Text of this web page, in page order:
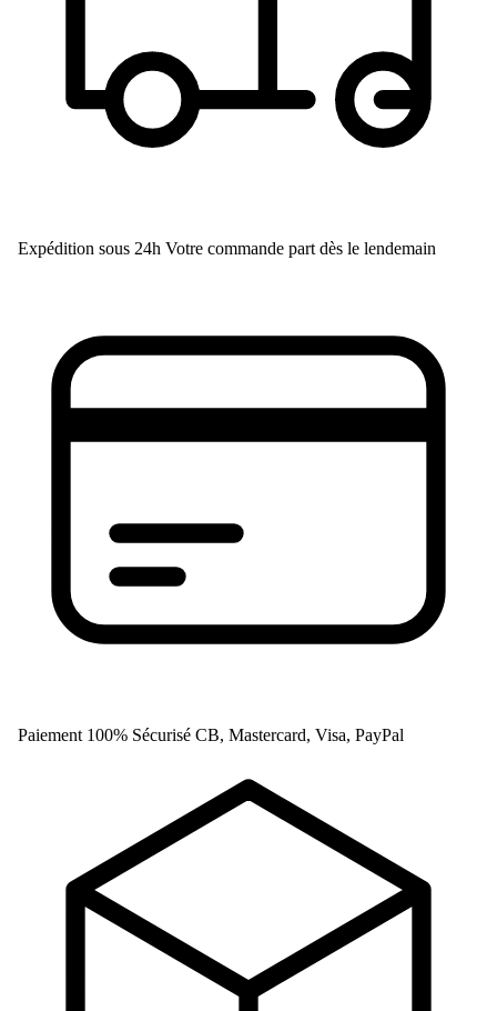
Expédition sous 24h Votre commande part dès le lendemain
Paiement 100% Sécurisé CB, Mastercard, Visa, PayPal